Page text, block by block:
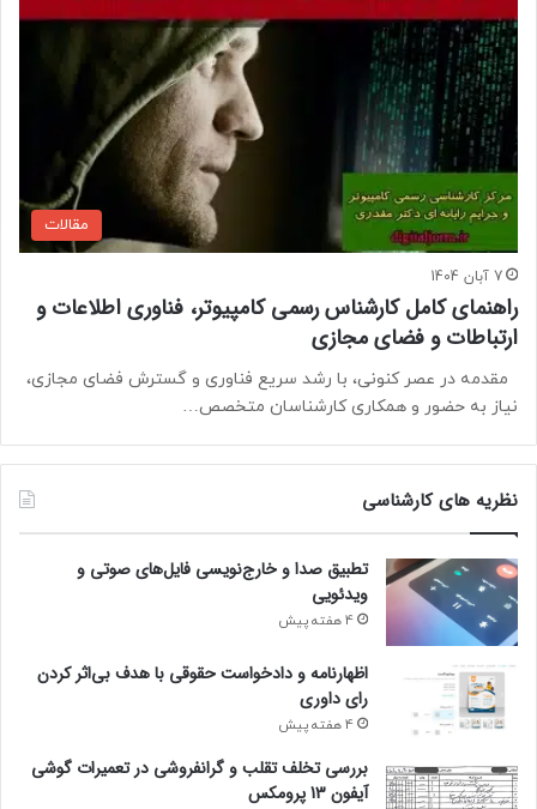
مقالات
7 آبان 1404
راهنمای کامل کارشناس رسمی کامپیوتر، فناوری اطلاعات و
ارتباطات و فضای مجازی
مقدمه در عصر کنونی، با رشد سریع فناوری و گسترش فضای مجازی،
نیاز به حضور و همکاری کارشناسان متخصص…
نظریه های کارشناسی
تطبیق صدا و خارج‌نویسی فایل‌های صوتی و
ویدئویی
4 هفته پیش
اظهارنامه و دادخواست حقوقی با هدف بی‌اثر کردن
رای داوری
4 هفته پیش
بررسی تخلف تقلب و گرانفروشی در تعمیرات گوشی
آیفون 13 پرومکس